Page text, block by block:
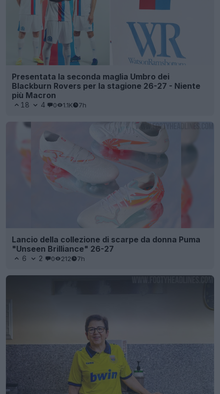
Presentata la seconda maglia Umbro dei
Blackburn Rovers per la stagione 26-27 - Niente
più Macron
18 4 0 1.1K 7h
Lancio della collezione di scarpe da donna Puma
"Unseen Brilliance" 26-27
6 2 0 212 7h